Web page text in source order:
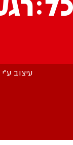
עיצוב ע”י